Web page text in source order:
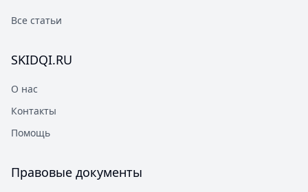
Все статьи
SKIDQI.RU
О нас
Контакты
Помощь
Правовые документы